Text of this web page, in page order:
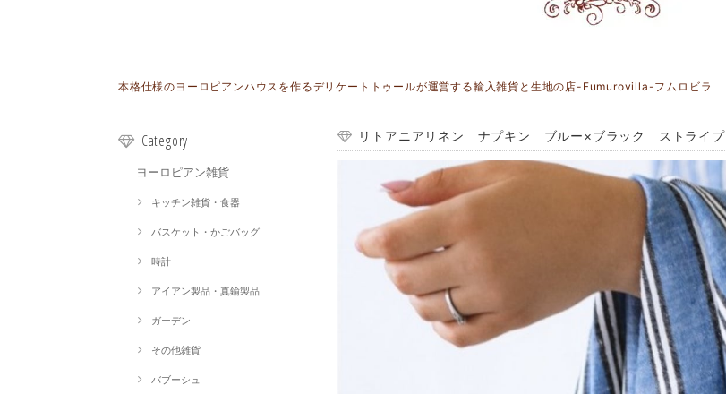
本格仕様のヨーロピアンハウスを作るデリケートトゥールが運営する輸入雑貨と生地の店-Fumurovilla-フムロビラ
Category
ヨーロピアン雑貨
キッチン雑貨・食器
バスケット・かごバッグ
時計
アイアン製品・真鍮製品
ガーデン
その他雑貨
バブーシュ
リトアニアリネン ナプキン ブルー×ブラック ストライプ